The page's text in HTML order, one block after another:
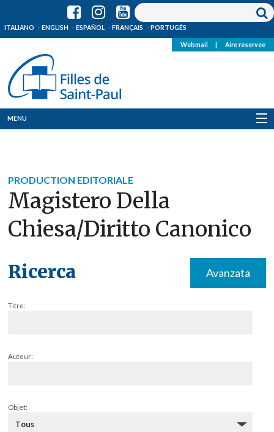
ITALIANO ENGLISH ESPAÑOL FRANÇAIS PORTUGÊS
Webmail Aire reservee
MENU
News
Ressources
Media
PRODUCTION EDITORIALE
Magistero Della
Chiesa/diritto Canonico
Ricerca Avanzata
Titre:
Auteur:
Objet: